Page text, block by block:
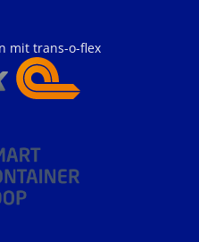
mit trans-o-flex